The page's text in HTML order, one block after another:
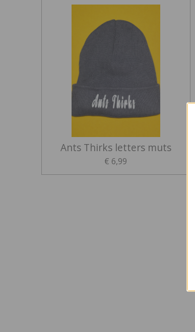
Ants Thirks letters muts
€ 6,99